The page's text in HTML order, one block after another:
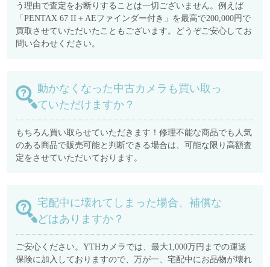
う理由で査定をお断りすることは一切ございません。例えば
「PENTAX 67 II＋AEファインダー付き」を最高で200,000円で
買取させていただいたこともございます。どうぞご安心してお
問い合わせください。
動かなくなった中古カメラも買い取っ
ていただけますか？
もちろん買い取らせていただきます！修理不能な商品でも人気
のある商品で販売可能と判断できる場合は、可能な限り高額査
定をさせていただいております。
宅配中に壊れてしまった場合、補償な
どはありますか？
ご安心ください。YTHカメラでは、最大1,000万円までの運送
保険に加入しておりますので、万が一、宅配中にお品物が壊れ